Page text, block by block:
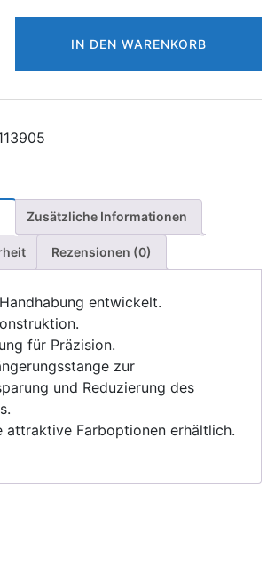
IN DEN WARENKORB
Zusätzliche Informationen
Rezensionen (0)
entwickelt.
für Präzision.
zur
und Reduzierung des
attraktive Farboptionen erhältlich.